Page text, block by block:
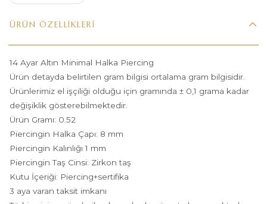
ÜRÜN ÖZELLIKLERI
14 Ayar Altın Minimal Halka Piercing
Ürün detayda belirtilen gram bilgisi ortalama gram bilgisidir.
Ürünlerimiz el işçiliği olduğu için gramında ± 0,1 grama kadar
değişiklik gösterebilmektedir.
Ürün Gramı: 0.52
Piercingin Halka Çapı: 8 mm
Piercingin Kalınlığı 1 mm
Piercingin Taş Cinsi: Zirkon taş
Kutu İçeriği: Piercing+sertifika
3 aya varan taksit imkanı